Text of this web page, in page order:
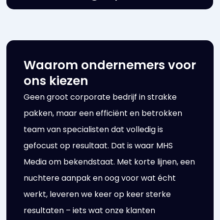
Waarom ondernemers voor
ons kiezen
Geen groot corporate bedrijf in strakke
pakken, maar een efficiënt en betrokken
team van specialisten dat volledig is
gefocust op resultaat. Dat is waar MHS
Media om bekendstaat. Met korte lijnen, een
nuchtere aanpak en oog voor wat écht
werkt, leveren we keer op keer sterke
resultaten – iets wat onze klanten